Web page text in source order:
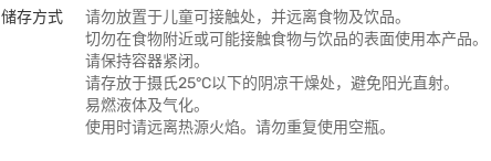
储存方式
请勿放置于儿童可接触处，并远离食物及饮品。
切勿在食物附近或可能接触食物与饮品的表面使用本产品。
请保持容器紧闭。
请存放于摄氏25°C以下的阴凉干燥处，避免阳光直射。
易燃液体及气化。
使用时请远离热源火焰。请勿重复使用空瓶。